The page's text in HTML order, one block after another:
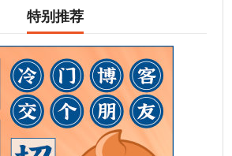
特别推荐